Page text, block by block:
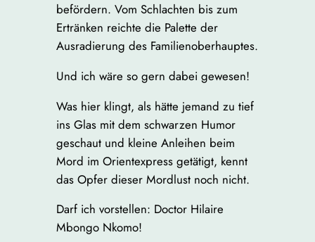
befördern. Vom Schlachten bis zum
Ertränken reichte die Palette der
Ausradierung des Familienoberhauptes.
Und ich wäre so gern dabei gewesen!
Was hier klingt, als hätte jemand zu tief
ins Glas mit dem schwarzen Humor
geschaut und kleine Anleihen beim
Mord im Orientexpress getätigt, kennt
das Opfer dieser Mordlust noch nicht.
Darf ich vorstellen: Doctor Hilaire
Mbongo Nkomo!